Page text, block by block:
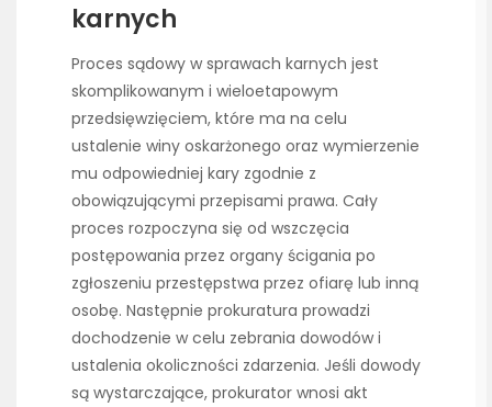
karnych
Proces sądowy w sprawach karnych jest
skomplikowanym i wieloetapowym
przedsięwzięciem, które ma na celu
ustalenie winy oskarżonego oraz wymierzenie
mu odpowiedniej kary zgodnie z
obowiązującymi przepisami prawa. Cały
proces rozpoczyna się od wszczęcia
postępowania przez organy ścigania po
zgłoszeniu przestępstwa przez ofiarę lub inną
osobę. Następnie prokuratura prowadzi
dochodzenie w celu zebrania dowodów i
ustalenia okoliczności zdarzenia. Jeśli dowody
są wystarczające, prokurator wnosi akt